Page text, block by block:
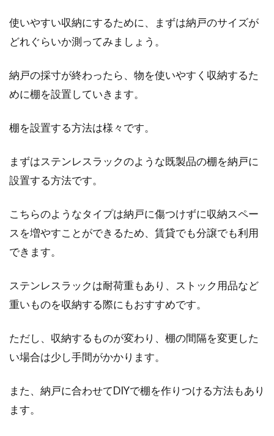
入居者が窓に防犯フィルムを貼った
まま退去！はがす方法は？
なにかと物騒な世の中ですから、防犯のため
いでしょうか。...
を！100均グッズでプチDIY！
日本では季節ごとに気温も変わりますので、夏
100均でそろえてコスト削減
はたいてい窓がありますよね。この窓ですが、
使いやすい収納にするために、まずは納戸のサイズが
どれぐらいか測ってみましょう。
納戸の採寸が終わったら、物を使いやすく収納するた
めに棚を設置していきます。
棚を設置する方法は様々です。
まずはステンレスラックのような既製品の棚を納戸に
設置する方法です。
こちらのようなタイプは納戸に傷つけずに収納スペー
スを増やすことができるため、賃貸でも分譲でも利用
できます。
ステンレスラックは耐荷重もあり、ストック用品など
重いものを収納する際にもおすすめです。
ただし、収納するものが変わり、棚の間隔を変更した
い場合は少し手間がかかります。
また、納戸に合わせてDIYで棚を作りつける方法もあり
ます。